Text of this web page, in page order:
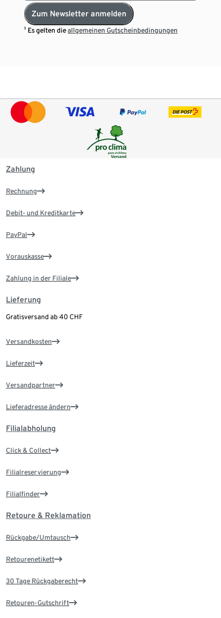
Zum Newsletter anmelden
¹ Es gelten dieallgemeinen Gutscheinbedingungen
Zahlung
Rechnung
Debit- und Kreditkarte
PayPal
Vorauskasse
Zahlung in der Filiale
Lieferung
Gratisversand ab 40 CHF
Versandkosten
Lieferzeit
Versandpartner
Lieferadresse ändern
Filialabholung
Click & Collect
Filialreservierung
Filialfinder
Retoure & Reklamation
Rückgabe/Umtausch
Retourenetikett
30 Tage Rückgaberecht
Retouren-Gutschrift